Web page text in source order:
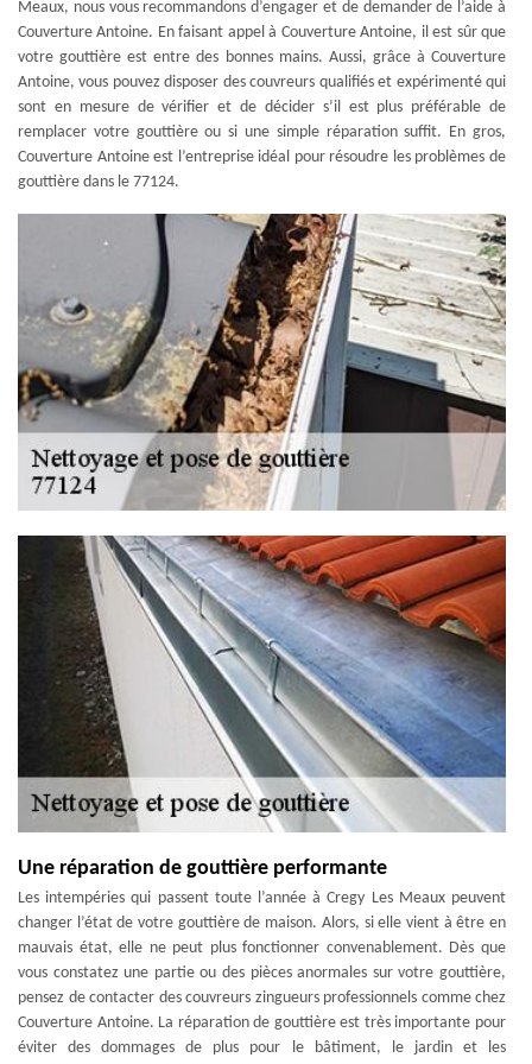
Meaux, nous vous recommandons d’engager et de demander de l’aide à
Couverture Antoine. En faisant appel à Couverture Antoine, il est sûr que
votre gouttière est entre des bonnes mains. Aussi, grâce à Couverture
Antoine, vous pouvez disposer des couvreurs qualifiés et expérimenté qui
sont en mesure de vérifier et de décider s’il est plus préférable de
remplacer votre gouttière ou si une simple réparation suffit. En gros,
Couverture Antoine est l’entreprise idéal pour résoudre les problèmes de
gouttière dans le 77124.
Une réparation de gouttière performante
Les intempéries qui passent toute l’année à Cregy Les Meaux peuvent
changer l’état de votre gouttière de maison. Alors, si elle vient à être en
mauvais état, elle ne peut plus fonctionner convenablement. Dès que
vous constatez une partie ou des pièces anormales sur votre gouttière,
pensez de contacter des couvreurs zingueurs professionnels comme chez
Couverture Antoine. La réparation de gouttière est très importante pour
éviter des dommages de plus pour le bâtiment, le jardin et les